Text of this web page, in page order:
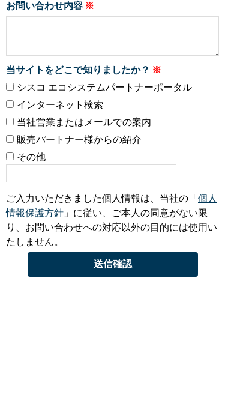
お問い合わせ内容
当サイトをどこで知りましたか？
シスコ エコシステムパートナーポータル
インターネット検索
当社営業またはメールでの案内
販売パートナー様からの紹介
その他
ご入力いただきました個人情報は、当社の「 個人
情報保護方針 」に従い、ご本人の同意がない限
り、お問い合わせへの対応以外の目的には使用い
たしません。